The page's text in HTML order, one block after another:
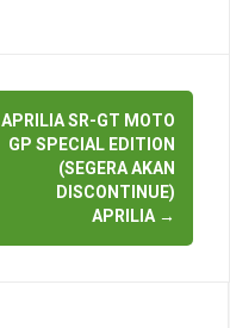
APRILIA SR-GT MOTO
GP SPECIAL EDITION
(SEGERA AKAN
DISCONTINUE)
APRILIA →